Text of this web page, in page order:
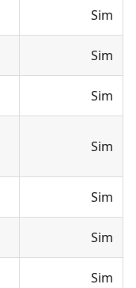
Sim
Sim
Sim
Sim
Sim
Sim
Sim